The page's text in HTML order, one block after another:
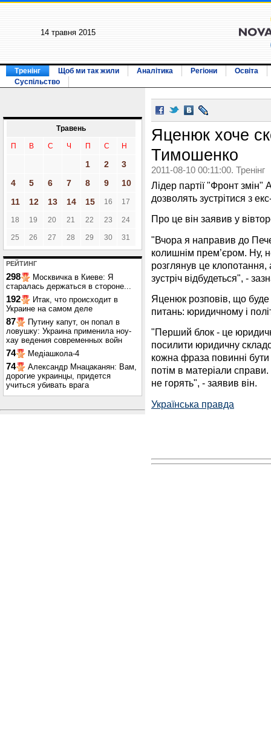
14 травня 2015
Тренінг Щоб ми так жили Аналітика Регіони
Освіта
Суспільство
Травень
П В С Ч П С Н
1 2
3
4
5 6 7 8 9
10
11
12 13 14 15 16 17
18 19 20 21 22 23 24
25 26 27 28 29 30 31
РЕЙТИНГ
298
Москвичка в Киеве: Я
старалась держаться в стороне...
192
Итак, что происходит в
Украине на самом деле
87
Путину капут, он попал в
ловушку: Украина применила ноу-
хау ведения современных войн
74 Медіашкола-4
74
Александр Мнацаканян: Вам,
дорогие украинцы, придется
учиться убивать врага
Яценюк хоче
Тимошенко
2011-08-10 00:11:00. Тренінг
Лідер партії "Фронт
дозволять зустрітися з
Про це він заявив у
"Вчора я направив до
колишнім прем’єром. Ну,
розглянув це
зустріч відбудеться", -
Яценюк розповів, що
питань: юридичному і
"Перший блок - це
посилити юридичну
кожна фраза повинні
потім в матеріали
не горять", - заявив він.
Українська правда